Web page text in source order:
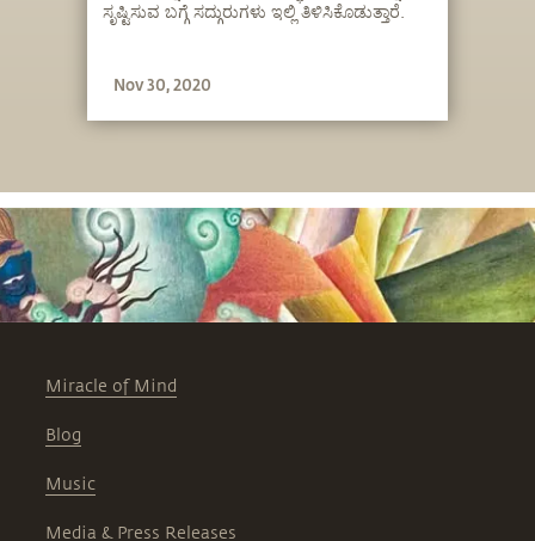
ಸೃಷ್ಟಿಸುವ ಬಗ್ಗೆ ಸದ್ಗುರುಗಳು ಇಲ್ಲಿ ತಿಳಿಸಿಕೊಡುತ್ತಾರೆ.
Nov 30, 2020
Miracle of Mind
Blog
Music
Media & Press Releases